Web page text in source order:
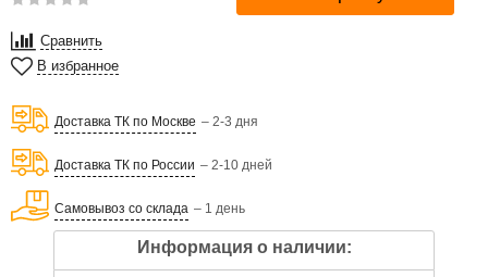
Сравнить
В избранное
Доставка ТК по Москве – 2-3 дня
Доставка ТК по России – 2-10 дней
Самовывоз со склада – 1 день
Информация о наличии: